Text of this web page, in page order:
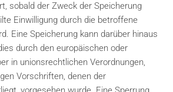
sobald der Zweck der Speicherung
Einwilligung durch die betroffene
Eine Speicherung kann darüber hinaus
durch den europäischen oder
in unionsrechtlichen Verordnungen,
Vorschriften, denen der